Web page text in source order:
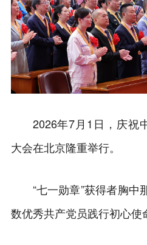
2026年7月1日，庆祝
大会在北京隆重举行。
“七一勋章”获得者胸
数优秀共产党员践行初心使